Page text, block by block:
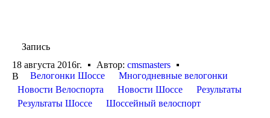
Запись
18 августа 2016г.
Автор: cmsmasters
В
Велогонки Шоссе
Многодневные велогонки
Новости Велоспорта
Новости Шоссе
Результаты
Результаты Шоссе
Шоссейный велоспорт